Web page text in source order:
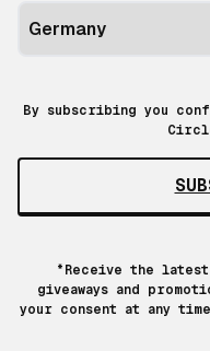
By subscribing you
*Receive the
giveaways and
your consent at any